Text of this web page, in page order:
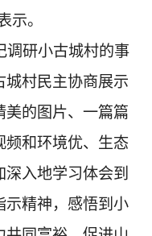
示。
调研小古城村的事
城村民主协商展示
的图片、一篇篇
频和环境优、生态
入地学习体会到
示精神，感悟到小